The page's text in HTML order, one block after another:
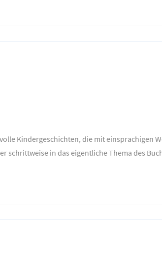
Kindergeschichten, die mit einsprachigen
in das eigentliche Thema des